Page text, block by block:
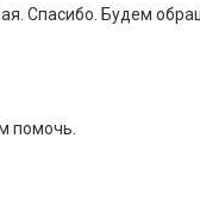
Спасибо. Будем
помочь.